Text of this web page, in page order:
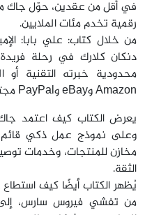
في أقل من عقدين، حوّل جاك ما
رقمية تخدم مئات الملايين.
من خلال كتاب: علي بابا:
دنكان كلارك في رحلة
محدودية خبرته التقنية
Amazon وeBay وPayPal مجتمعة — تحت اسم واحد:
يعرض الكتاب كيف اعتمد
وعلى نموذج عمل ذكي
مخازن للمنتجات، وخدمات
الثقة.
يُظهر الكتاب أيضًا كيف
من تفشي فيروس سارس، إلى